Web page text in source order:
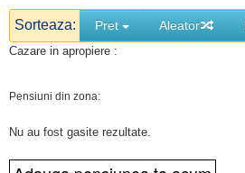
Sorteaza: Pret Aleator
Cazare in apropiere :
Pensiuni din zona:
Nu au fost gasite rezultate.